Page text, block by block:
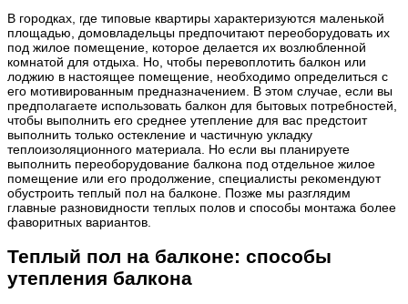
В городках, где типовые квартиры характеризуются маленькой
площадью, домовладельцы предпочитают переоборудовать их
под жилое помещение, которое делается их возлюбленной
комнатой для отдыха. Но, чтобы перевоплотить балкон или
лоджию в настоящее помещение, необходимо определиться с
его мотивированным предназначением. В этом случае, если вы
предполагаете использовать балкон для бытовых потребностей,
чтобы выполнить его среднее утепление для вас предстоит
выполнить только остекление и частичную укладку
теплоизоляционного материала. Но если вы планируете
выполнить переоборудование балкона под отдельное жилое
помещение или его продолжение, специалисты рекомендуют
обустроить теплый пол на балконе. Позже мы разглядим
главные разновидности теплых полов и способы монтажа более
фаворитных вариантов.
Теплый пол на балконе: способы
утепления балкона